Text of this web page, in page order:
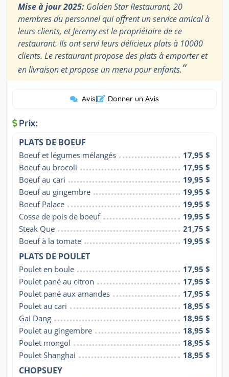
Mise à jour 2025: Golden Star Restaurant, 20
membres du personnel qui offrent un service amical à
leurs clients, et Jeremy est le propriétaire de ce
restaurant. Ils ont servi leurs délicieux plats à 10000
clients. Le restaurant propose des plats à emporter et
en livraison et propose un menu pour enfants.”
Avis| Donner un Avis
Prix:
PLATS DE BOEUF
Boeuf et légumes mélangés
17,95 $
Boeuf au brocoli
17,95 $
Boeuf au cari
19,95 $
Boeuf au gingembre
19,95 $
Boeuf Palace
19,95 $
Cosse de pois de boeuf
19,95 $
Steak Que
21,75 $
Boeuf à la tomate
19,95 $
PLATS DE POULET
Poulet en boule
17,95 $
Poulet pané au citron
17,95 $
Poulet pané aux amandes
17,95 $
Poulet au cari
18,95 $
Gai Dang
18,95 $
Poulet au gingembre
18,95 $
Poulet mongol
18,95 $
Poulet Shanghai
18,95 $
CHOPSUEY